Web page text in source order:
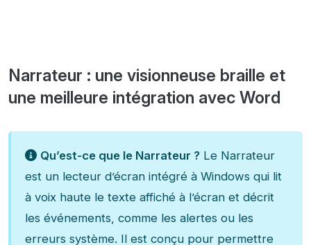
Narrateur : une visionneuse braille et
une meilleure intégration avec Word
Qu’est-ce que le Narrateur ? Le Narrateur
est un lecteur d’écran intégré à Windows qui lit
à voix haute le texte affiché à l’écran et décrit
les événements, comme les alertes ou les
erreurs système. Il est conçu pour permettre